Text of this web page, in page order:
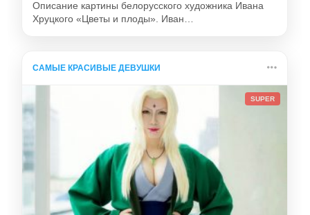
Описание картины белорусского художника Ивана
Хруцкого «Цветы и плоды». Иван…
САМЫЕ КРАСИВЫЕ ДЕВУШКИ
SUPER